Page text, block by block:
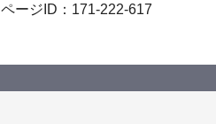
ページID：171-222-617